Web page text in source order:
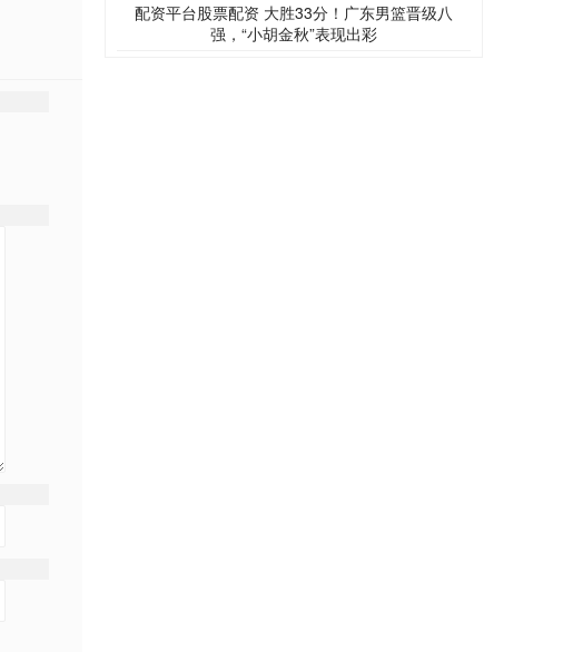
配资平台股票配资 大胜33分！广东男篮晋级八
强，“小胡金秋”表现出彩